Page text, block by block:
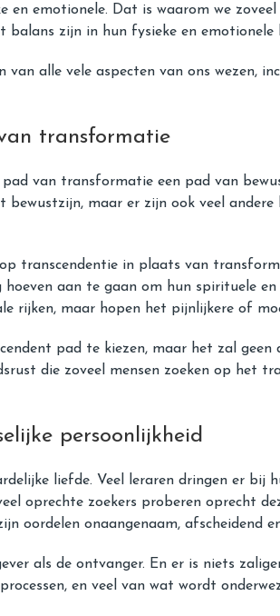
en emotionele. Dat is waarom we
zijn in hun fysieke en emotionele
alle vele aspecten van ons wezen,
transformatie
van transformatie een pad van
bewustzijn, maar er zijn ook veel
transcendentie in plaats van
aan te gaan om hun spirituele
rijken, maar hopen het pijnlijkere of
pad te kiezen, maar het zal
die zoveel mensen zoeken op het
persoonlijkheid
liefde. Veel leraren dringen er
oprechte zoekers proberen oprecht
oordelen onaangenaam, afscheidend
als de ontvanger. En er is niets
en veel van wat wordt